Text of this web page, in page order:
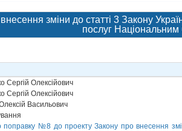
зміни до статті 3 Закону
послуг Національним
Сергій Олексійович
Сергій Олексійович
Васильович
№8 до проекту Закону про внесення